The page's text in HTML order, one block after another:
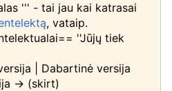
''' - tai jau kai katrasai
, vataip.
''Jūjų tiek
| Dabartinė versija
→ (skirt)